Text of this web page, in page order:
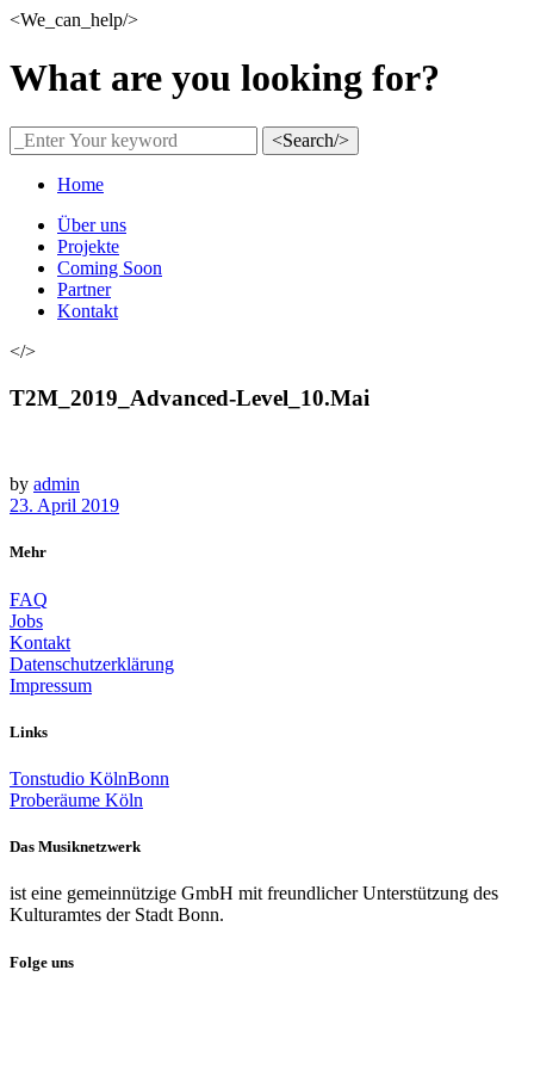
<We_can_help/>
What are you looking for?
<Search/>
Home
Über uns
Projekte
Coming Soon
Partner
Kontakt
</>
T2M_2019_Advanced-Level_10.Mai
by admin
23. April 2019
Mehr
FAQ
Jobs
Kontakt
Datenschutzerklärung
Impressum
Links
Tonstudio KölnBonn
Proberäume Köln
Das Musiknetzwerk
ist eine gemeinnützige GmbH mit freundlicher Unterstützung des
Kulturamtes der Stadt Bonn.
Folge uns